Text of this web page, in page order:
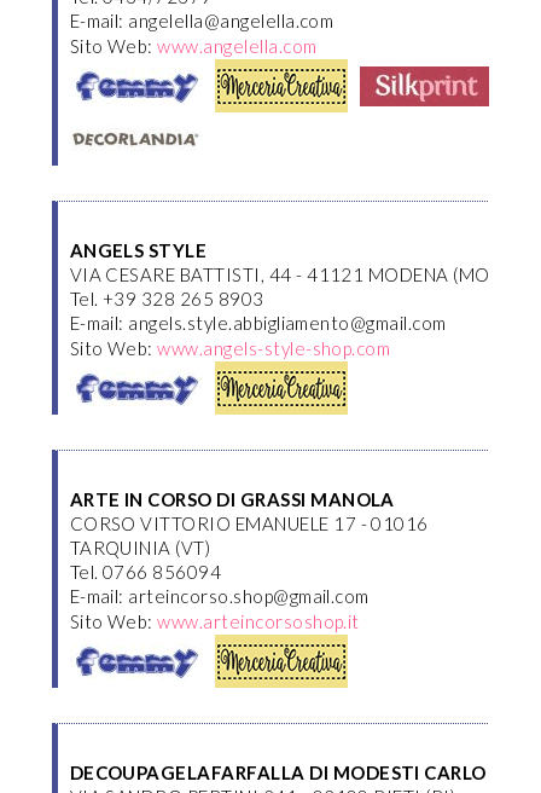
E-mail: angelella@angelella.com
Sito Web:www.angelella.com
ANGELS STYLE
VIA CESARE BATTISTI, 44 - 41121 MODENA (MO)
Tel. +39 328 265 8903
E-mail: angels.style.abbigliamento@gmail.com
Sito Web:www.angels-style-shop.com
ARTE IN CORSO DI GRASSI MANOLA
CORSO VITTORIO EMANUELE 17 - 01016
TARQUINIA (VT)
Tel. 0766 856094
E-mail: arteincorso.shop@gmail.com
Sito Web:www.arteincorsoshop.it
DECOUPAGELAFARFALLA DI MODESTI CARLO